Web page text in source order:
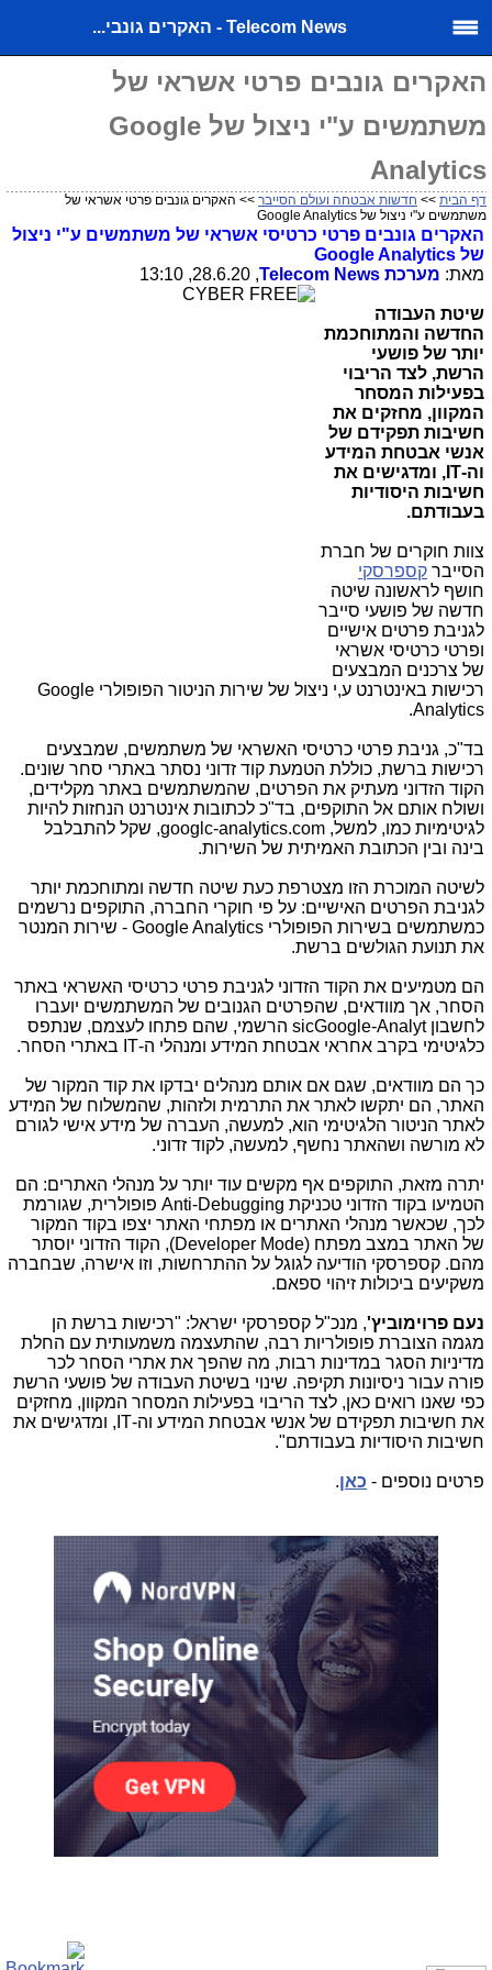
Telecom News - האקרים גונבי...
האקרים גונבים פרטי אשראי של
משתמשים ע"י ניצול של Google
Analytics
דף הבית >> חדשות אבטחה ועולם הסייבר >> האקרים גונבים פרטי אשראי של
משתמשים ע"י ניצול של Google Analytics
האקרים גונבים פרטי כרטיסי אשראי של משתמשים ע"י ניצול
של Google Analytics
מאת: מערכת Telecom News
, 28.6.20, 13:10
שיטת העבודה
החדשה והמתוחכמת
יותר של פושעי
הרשת, לצד הריבוי
בפעילות המסחר
המקוון, מחזקים את
חשיבות תפקידם של
אנשי אבטחת המידע
וה-IT , ומדגישים את
חשיבות היסודיות
בעבודתם.
צוות חוקרים של חברת
הסייבר קספרסקי
חושף לראשונה שיטה
חדשה של פושעי סייבר
לגניבת פרטים אישיים
ופרטי כרטיסי אשראי
של צרכנים המבצעים
רכישות באינטרנט ע,י ניצול של שירות הניטור הפופולרי Google
Analytics
.
בד"כ, גניבת פרטי כרטיסי האשראי של משתמשים, שמבצעים
רכישות ברשת, כוללת הטמעת קוד זדוני נסתר באתרי סחר שונים.
הקוד הזדוני מעתיק את הפרטים, שהמשתמשים באתר מקלידים,
ושולח אותם אל התוקפים, בד"כ לכתובות אינטרנט הנחזות להיות
לגיטימיות כמו, למשל, googlc-analytics.com, שקל להתבלבל
בינה ובין הכתובת האמיתית של השירות.
לשיטה המוכרת הזו מצטרפת כעת שיטה חדשה ומתוחכמת יותר
לגניבת הפרטים האישיים: על פי חוקרי החברה, התוקפים נרשמים
כמשתמשים בשירות הפופולרי Google Analytics - שירות המנטר
את תנועת הגולשים ברשת.
הם מטמיעים את הקוד הזדוני לגניבת פרטי כרטיסי האשראי באתר
הסחר, אך מוודאים, שהפרטים הגנובים של המשתמשים יועברו
לחשבוןGoogle-Analyt
ic
s הרשמי, שהם פתחו לעצמם, שנתפס
כלגיטימי בקרב אחראי אבטחת המידע ומנהלי ה-IT באתרי הסחר.
כך הם מוודאים, שגם אם אותם מנהלים יבדקו את קוד המקור של
האתר, הם יתקשו לאתר את התרמית ולזהות, שהמשלוח של המידע
לאתר הניטור הלגיטימי הוא, למעשה, העברה של מידע אישי לגורם
לא מורשה ושהאתר נחשף, למעשה, לקוד זדוני.
יתרה מזאת, התוקפים אף מקשים עוד יותר על מנהלי האתרים: הם
הטמיעו בקוד הזדוני טכניקת Anti-Debugging פופולרית, שגורמת
לכך, שכאשר מנהלי האתרים או מפתחי האתר יצפו בקוד המקור
של האתר במצב מפתח (Developer Mode), הקוד הזדוני יוסתר
מהם. קספרסקי הודיעה לגוגל על ההתרחשות, וזו אישרה, שבחברה
משקיעים ביכולות זיהוי ספאם.
נעם פרוימוביץ', מנכ"ל קספרסקי ישראל: "רכישות ברשת הן
מגמה הצוברת פופולריות רבה, שהתעצמה משמעותית עם החלת
מדיניות הסגר במדינות רבות, מה שהפך את אתרי הסחר לכר
פורה עבור ניסיונות תקיפה. שינוי בשיטת העבודה של פושעי הרשת
כפי שאנו רואים כאן, לצד הריבוי בפעילות המסחר המקוון, מחזקים
את חשיבות תפקידם של אנשי אבטחת המידע וה-IT , ומדגישים את
חשיבות היסודיות בעבודתם".
פרטים נוספים - כאן.